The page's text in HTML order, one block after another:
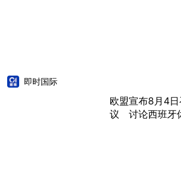
即时国际
欧盟宣布8月4
议 讨论西班牙